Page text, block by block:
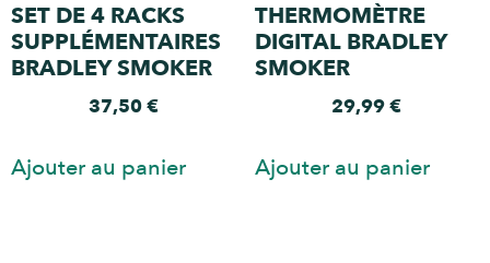
SET DE 4 RACKS
SUPPLÉMENTAIRES
BRADLEY SMOKER
37,50€
Ajouter au panier
THERMOMÈTRE
DIGITAL BRADLEY
SMOKER
29,99€
Ajouter au panier